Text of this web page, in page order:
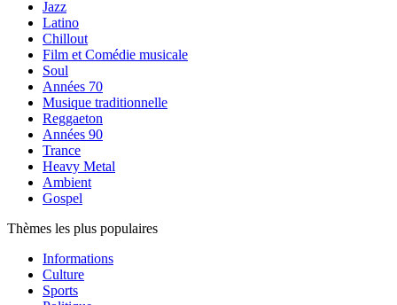
Jazz
Latino
Chillout
Film et Comédie musicale
Soul
Années 70
Musique traditionnelle
Reggaeton
Années 90
Trance
Heavy Metal
Ambient
Gospel
Thèmes les plus populaires
Informations
Culture
Sports